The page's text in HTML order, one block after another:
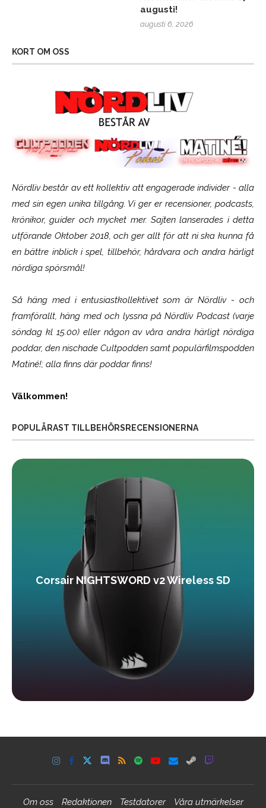
augusti!
augusti 6, 2026
KORT OM OSS
Nördliv består av ett kollektiv att engagerade individer - alla
med sin egen unika tillgång. Vi ger er recensioner, podcasts,
krönikor, guider och mycket mer. Sajten lanserades i detta
utförande Oktober 2018, och ger allt för att ni ska kunna få
en bättre inblick i spel, tillbehör, hårdvara och andra härligt
nördiga spörsmål!
Så häng med i entusiastkollektivet som ärNördliv- och
framförallt, häng med och lyssna på Nördliv Podcast (varje
söndag kl 15.00) eller någon av våra andra härligt nördiga
poddar, den nischade Cultpodden samt populärfilmspodden
Matiné!; alla finns där poddar finns!
Välkommen!
POPULÄRAST TILLBEHÖRSRECENSIONERNA
Corsair NIGHTSWORD v2 Wireless SD
Om oss Redaktionen Testdatorer Våra utmärkelser